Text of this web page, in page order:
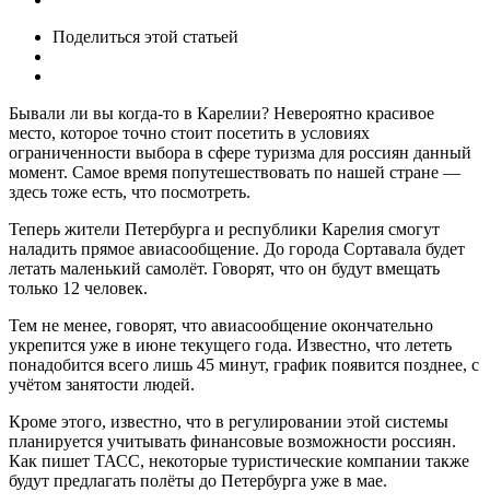
Поделиться этой статьей
Бывали ли вы когда-то в Карелии? Невероятно красивое
место, которое точно стоит посетить в условиях
ограниченности выбора в сфере туризма для россиян данный
момент. Самое время попутешествовать по нашей стране —
здесь тоже есть, что посмотреть.
Теперь жители Петербурга и республики Карелия смогут
наладить прямое авиасообщение. До города Сортавала будет
летать маленький самолёт. Говорят, что он будут вмещать
только 12 человек.
Тем не менее, говорят, что авиасообщение окончательно
укрепится уже в июне текущего года. Известно, что лететь
понадобится всего лишь 45 минут, график появится позднее, с
учётом занятости людей.
Кроме этого, известно, что в регулировании этой системы
планируется учитывать финансовые возможности россиян.
Как пишет ТАСС, некоторые туристические компании также
будут предлагать полёты до Петербурга уже в мае.